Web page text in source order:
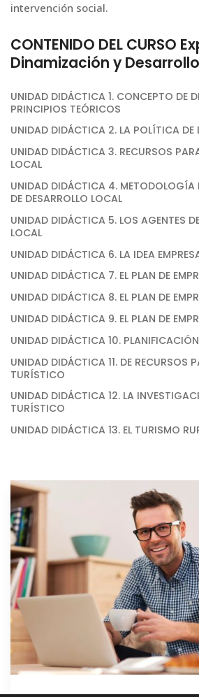
intervención social.
CONTENIDO DEL CURSO
Dinamización y
UNIDAD DIDÁCTICA 1. CONCEPTO DE
PRINCIPIOS TEÓRICOS
UNIDAD DIDÁCTICA 2. LA POLÍTICA DE
UNIDAD DIDÁCTICA 3. RECURSOS
LOCAL
UNIDAD DIDÁCTICA 4. METODOLOGÍA
DE DESARROLLO LOCAL
UNIDAD DIDÁCTICA 5. LOS AGENTES
LOCAL
UNIDAD DIDÁCTICA 6. LA IDEA
UNIDAD DIDÁCTICA 7. EL PLAN DE
UNIDAD DIDÁCTICA 8. EL PLAN DE
UNIDAD DIDÁCTICA 9. EL PLAN DE
UNIDAD DIDÁCTICA 10.
UNIDAD DIDÁCTICA 11. DE RECURSOS
TURÍSTICO
UNIDAD DIDÁCTICA 12. LA
TURÍSTICO
UNIDAD DIDÁCTICA 13. EL TURISMO